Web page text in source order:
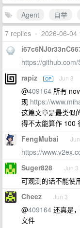
Agent
自举
7 replies • 2026-06-04
https://
rapiz OP Jun 3
@409164 所有
现 https://
这篇文章是最类似
得不太能算作 100
FengMubai
https://
Suger828 Jun 3
可观测的话不能使
Cheez Jun 3
@409164 还真是
文件